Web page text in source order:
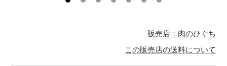
販売店：肉のひぐち
この販売店の送料について